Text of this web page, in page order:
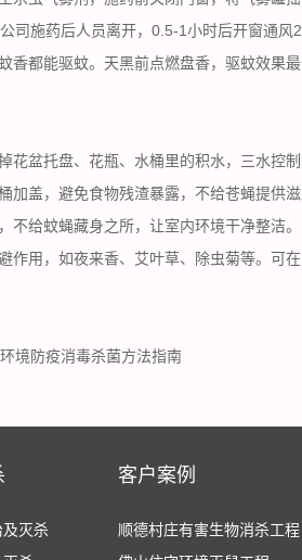
司施药后人员离开，0.5-1小时后开窗通风
香都能驱蚊。天黑前点燃盘香，驱蚊效果
花盆托盘、花瓶、水桶里的积水，三水控
加盖，避免食物残渣暴露，不给苍蝇提供滋
不给蚊蝇藏身之所，让室内环境干净整洁。
作用，如夜来香、艾叶草、除虫菊等。可
境防疫消毒杀菌方法指南
灭杀
客户案例
顺德村庄有害生物消杀工程